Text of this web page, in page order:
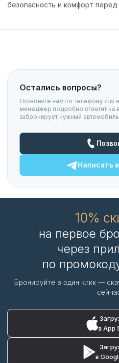
безопасность и комфорт
Остались вопросы?
Позвоните нам по телефону или
менеджер подробно ответит на
забронирует нужный
Написать в
10%
на первое
через
по
Бронируйте в один клик —
в App
в